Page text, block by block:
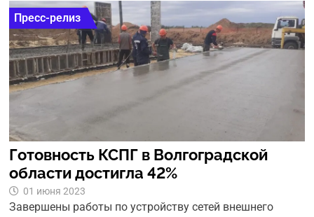
Пресс-релиз
Готовность КСПГ в Волгоградской
области достигла 42%
01 июня 2023
Завершены работы по устройству сетей внешнего